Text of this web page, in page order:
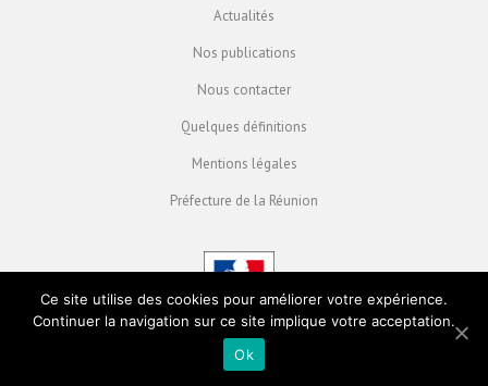
Actualités
Nos publications
Nous contacter
Quelques définitions
Mentions légales
Préfecture de la Réunion
Ce site utilise des cookies pour améliorer votre expérience.
Continuer la navigation sur ce site implique votre acceptation.
Ok